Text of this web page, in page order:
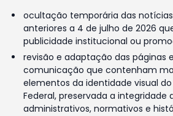
ocultação temporária das
anteriores a 4 de julho de 2026
publicidade institucional ou
revisão e adaptação das páginas
comunicação que contenham
elementos da identidade visual
Federal, preservada a integridade
administrativos, normativos e